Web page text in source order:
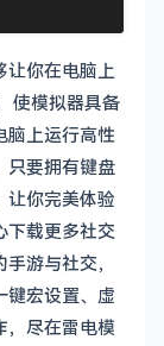
让你在电脑上
使模拟器具备
脑上运行高性
只要拥有键盘
让你完美体验
下载更多社交
游与社交，
键宏设置、虚
，尽在雷电模